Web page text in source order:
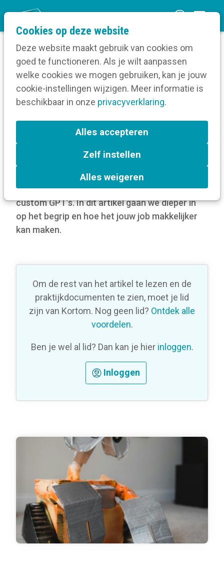
Cookies op deze website
Deze website maakt gebruik van cookies om
goed te functioneren. Als je wilt aanpassen
welke cookies we mogen gebruiken, kan je jouw
cookie-instellingen wijzigen. Meer informatie is
beschikbaar in onze privacyverklaring.
Alles accepteren
Zelf instellen
Alles weigeren
n
m
Home
Blog Hoe werkt een custom GPT?
Hoe werkt een custom
GPT?
6 december 2024
Custom-wat? Nog niet bekend met het begrip?
Dan is dit artikel er om je te introduceren in
custom GPT’s. In dit artikel gaan we dieper in
op het begrip en hoe het jouw job makkelijker
kan maken.
Om de rest van het artikel te lezen en de
praktijkdocumenten te zien, moet je lid
zijn van Kortom. Nog geen lid? Ontdek alle
voordelen.
Ben je wel al lid? Dan kan je hier inloggen.
Inloggen